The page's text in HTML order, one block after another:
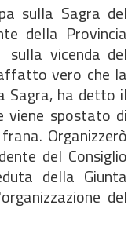
sulla Sagra del
della Provincia
sulla vicenda del
vero che la
Sagra, ha detto il
viene spostato di
Organizzerò
del Consiglio
della Giunta
del